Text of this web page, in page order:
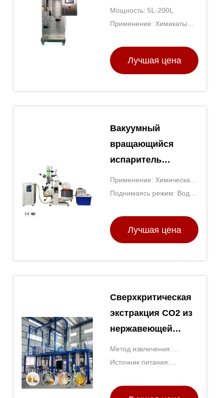
Центробежная
лаборатория
подложкой из
нержавеющей
Мощность: 5L-200L
Применение: Химикаты
обрабатывая, пищевая
промышленность
Лучшая цена
Вакуумный
вращающийся
испаритель
химической
промышленности с
регулированием
давления и PTFE
Применение: Химическая
промышленность
Поднимаясь режим: Вода
ванны
Лучшая цена
Сверхкритическая
экстракция СО2 из
нержавеющей
стали с помощью
источника
Метод извлечения:
Растворяющее извлечение
Источник питания: